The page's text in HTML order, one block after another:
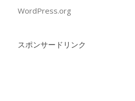
WordPress.org
スポンサードリンク